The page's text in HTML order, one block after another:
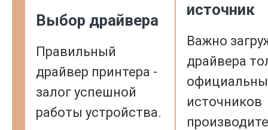
Выбор драйвера
Правильный
драйвер принтера -
залог успешной
работы устройства.
источник
Важно
драйвера
источников